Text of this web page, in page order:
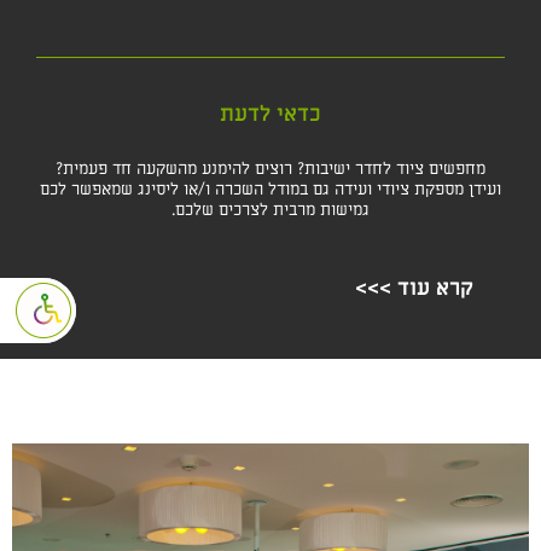
פתח סרגל
כדאי לדעת
מחפשים ציוד לחדר ישיבות? רוצים להימנע מהשקעה חד פעמית?
ועידן מספקת ציודי ועידה גם במודל השכרה ו/או ליסינג שמאפשר לכם
גמישות מרבית לצרכים שלכם.
קרא עוד >>>